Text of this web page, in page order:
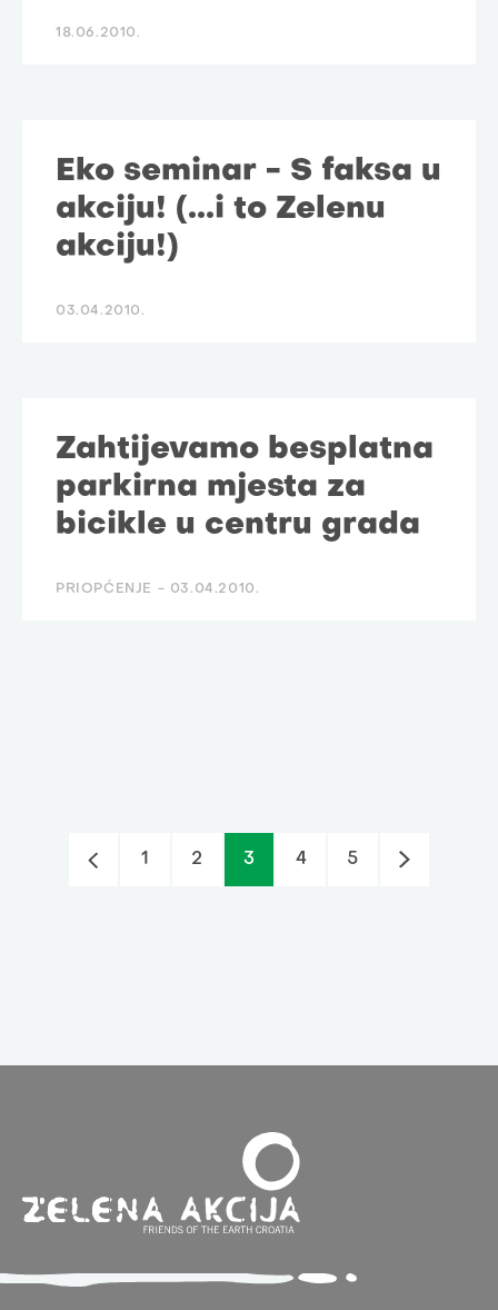
18.06.2010.
Eko seminar - S faksa u
akciju! (...i to Zelenu
akciju!)
03.04.2010.
Zahtijevamo besplatna
parkirna mjesta za
bicikle u centru grada
PRIOPĆENJE - 03.04.2010.
1 2 3 4 5